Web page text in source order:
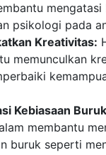
mengatasi
psikologi pada
Kreativitas:
memunculkan
Kebiasaan
membantu
buruk seperti